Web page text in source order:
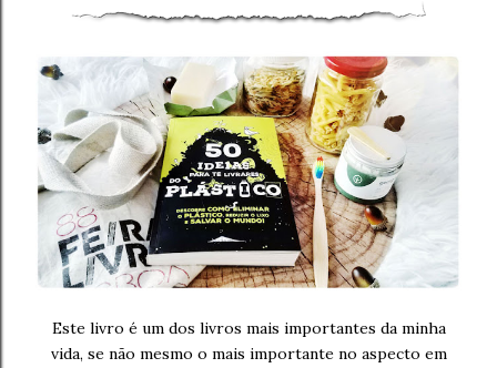
Este livro é um dos livros mais importantes da minha
vida, se não mesmo o mais importante no aspecto em